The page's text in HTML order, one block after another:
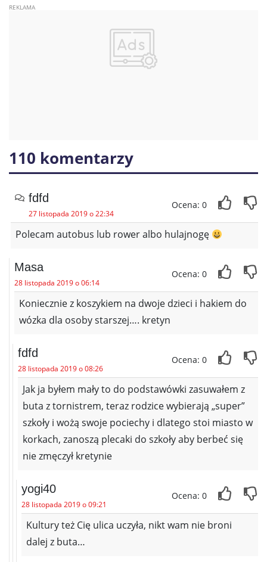
110 komentarzy
fdfd
27 listopada 2019 o 22:34
Ocena: 0
Polecam autobus lub rower albo hulajnogę
Masa
28 listopada 2019 o 06:14
Ocena: 0
Koniecznie z koszykiem na dwoje dzieci i hakiem do
wózka dla osoby starszej…. kretyn
fdfd
28 listopada 2019 o 08:26
Ocena: 0
Jak ja byłem mały to do podstawówki zasuwałem z
buta z tornistrem, teraz rodzice wybierają „super”
szkoły i wożą swoje pociechy i dlatego stoi miasto w
korkach, zanoszą plecaki do szkoły aby berbeć się
nie zmęczył kretynie
yogi40
28 listopada 2019 o 09:21
Ocena: 0
Kultury też Cię ulica uczyła, nikt wam nie broni
dalej z buta…